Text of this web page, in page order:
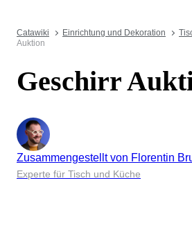
Catawiki Einrichtung und Dekoration
Auktion
Geschirr
Zusammengestellt von Florentin
Experte für Tisch und Küche